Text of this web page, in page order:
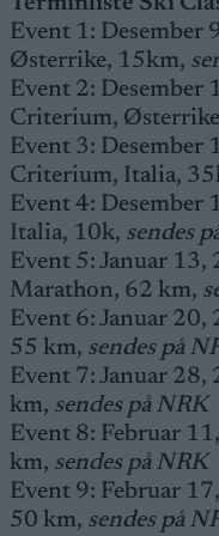
Event 1: Desember
Østerrike, 15km,
Event 2: Desember
Criterium,
Event 3: Desember
Criterium, Italia,
Event 4: Desember
Italia, 10k, sendes
Event 5: Januar
Marathon, 62 km,
Event 6: Januar 20,
55 km, sendes på
Event 7: Januar
km, sendes på NRK
Event 8: Februar
km, sendes på NRK
Event 9: Februar
50 km, sendes på